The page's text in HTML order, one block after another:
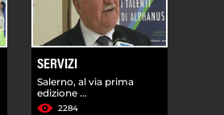
SERVIZI
Salerno, al via prima
edizione ...
2284